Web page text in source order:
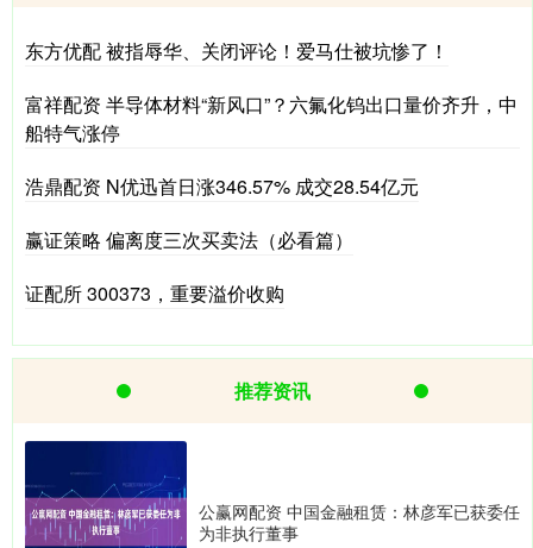
东方优配 被指辱华、关闭评论！爱马仕被坑惨了！
富祥配资 半导体材料“新风口”？六氟化钨出口量价齐升，中
船特气涨停
浩鼎配资 N优迅首日涨346.57% 成交28.54亿元
赢证策略 偏离度三次买卖法（必看篇）
证配所 300373，重要溢价收购
推荐资讯
公赢网配资 中国金融租赁：林彦军已获委任
为非执行董事